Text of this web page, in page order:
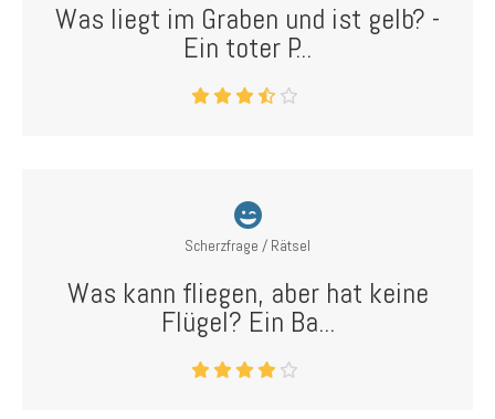
Was liegt im Graben und ist gelb? -
Ein toter P...
Scherzfrage / Rätsel
Was kann fliegen, aber hat keine
Flügel? Ein Ba...